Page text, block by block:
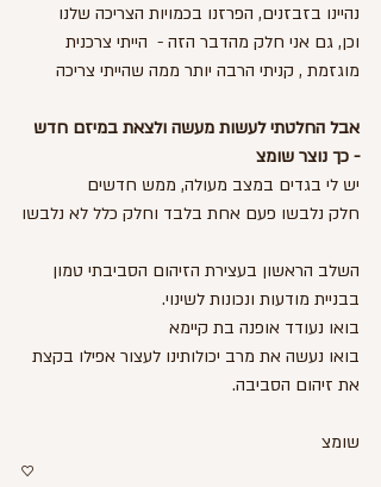
נהיינו בזבזנים, הפרזנו בכמויות הצריכה שלנו
וכן, גם אני חלק מהדבר הזה -  הייתי צרכנית
מוגזמת , קניתי הרבה יותר ממה שהייתי צריכה
אבל החלטתי לעשות מעשה ולצאת במיזם חדש
- כך נוצר שומצ
יש לי בגדים במצב מעולה, ממש חדשים
חלק נלבשו פעם אחת בלבד וחלק כלל לא נלבשו
השלב הראשון בעצירת הזיהום הסביבתי טמון
בבניית מודעות ונכונות לשינוי.
בואו נעודד אופנה בת קיימא
בואו נעשה את מרב יכולותינו לעצור אפילו בקצת
את זיהום הסביבה.
שומצ
♡